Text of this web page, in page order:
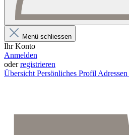
Menü schliessen
Ihr Konto
Anmelden
oderregistrieren
Übersicht Persönliches Profil Adressen